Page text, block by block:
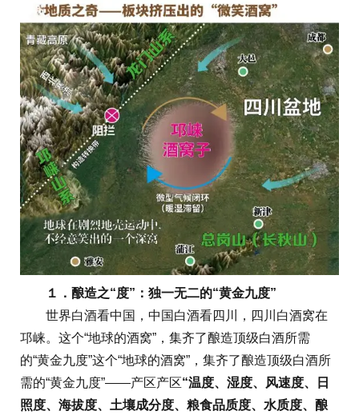
１．酿造之“度”：独一无二的“黄金九度”
世界白酒看中国，中国白酒看四川，四川白酒窝在
邛崃。这个“地球的酒窝”，集齐了酿造顶级白酒所需
的“黄金九度”这个“地球的酒窝”，集齐了酿造顶级白酒所
需的“黄金九度”——产区产区“温度、湿度、风速度、日
照度、海拔度、土壤成分度、粮食品质度、水质度、酿